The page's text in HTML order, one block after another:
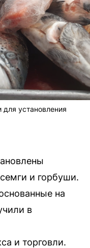
установления
и горбуши.
на
в
и торговли.